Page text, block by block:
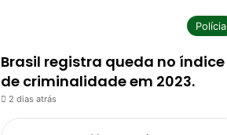
Polícia
Brasil registra queda no índice
de criminalidade em 2023.
2 dias atrás